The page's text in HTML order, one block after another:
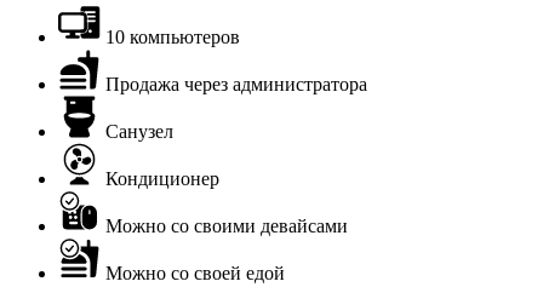
10 компьютеров
Продажа через администратора
Санузел
Кондиционер
Можно со своими девайсами
Можно со своей едой